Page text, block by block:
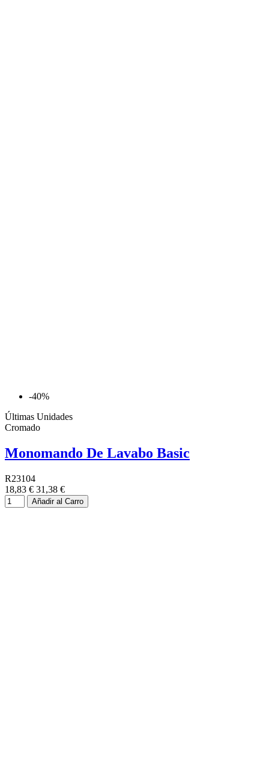
-40%
Últimas Unidades
Cromado
Monomando De Lavabo Basic
R23104
18,83 € 31,38 €
Añadir al Carro